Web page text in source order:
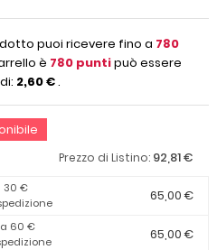
puoi ricevere fino a 780
è 780 puntipuò essere
2,60 €.
Prezzo di Listino: 92,81 €
30 €
65,00 €
60 €
65,00 €